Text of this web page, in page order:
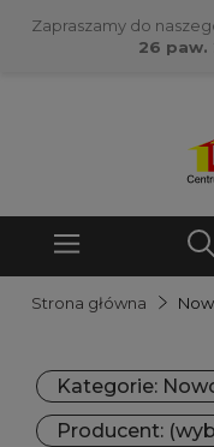
Zapraszamy do
26 paw.
Strona główna
Kategorie:
Producent: